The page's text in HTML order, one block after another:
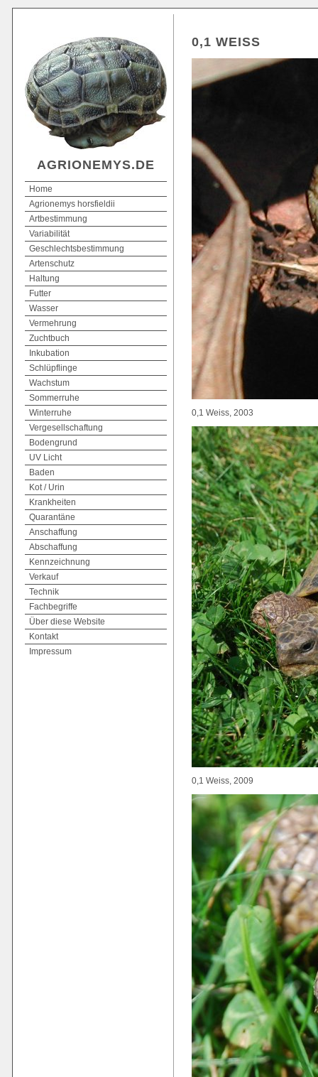
AGRIONEMYS.DE
Home
Agrionemys horsfieldii
Artbestimmung
Variabilität
Geschlechtsbestimmung
Artenschutz
Haltung
Futter
Wasser
Vermehrung
Zuchtbuch
Inkubation
Schlüpflinge
Wachstum
Sommerruhe
Winterruhe
Vergesellschaftung
Bodengrund
UV Licht
Baden
Kot / Urin
Krankheiten
Quarantäne
Anschaffung
Abschaffung
Kennzeichnung
Verkauf
Technik
Fachbegriffe
Über diese Website
Kontakt
Impressum
0,1 WEISS
0,1 Weiss, 2003
0,1 Weiss, 2009